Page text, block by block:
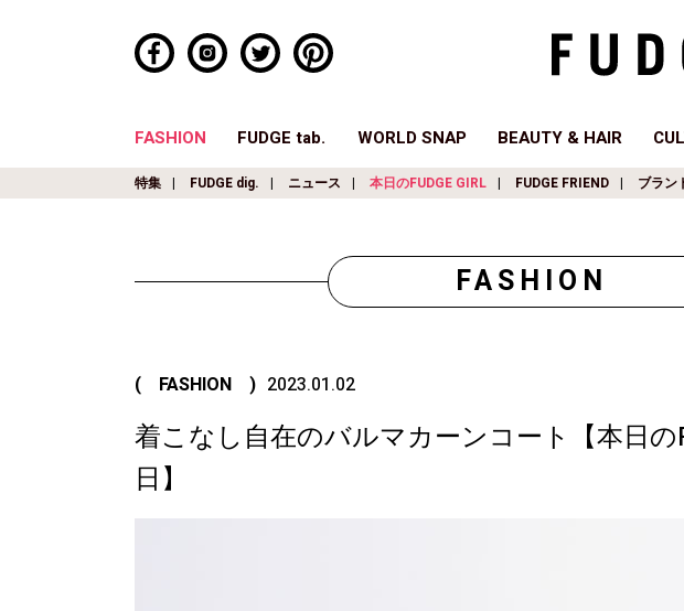
FASHION FUDGE tab. WORLD SNAP BEAUTY & HAIR
特集 FUDGE dig. ニュース 本日のFUDGE GIRL FUDGE FRIEND ブラン
FASHION
( FASHION ) 2023.01.02
着こなし自在のバルマカーンコート【本日の
日】